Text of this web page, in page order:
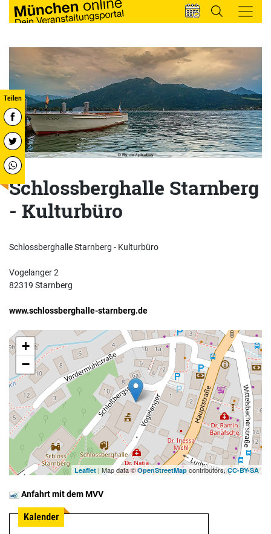
Schlossberghalle Starnberg
- Kulturbüro
Schlossberghalle Starnberg - Kulturbüro
Vogelanger 2
82319 Starnberg
www.schlossberghalle-starnberg.de
+
−
Leaflet | Map data ©OpenStreetMap contributors,CC-BY-SA
Anfahrt mit dem MVV